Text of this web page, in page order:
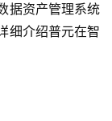
据资产管理系统
细介绍普元在智